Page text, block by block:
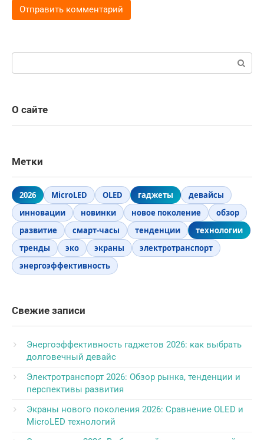
О сайте
Метки
2026 MicroLED OLED гаджеты
девайсы
инновации
новинки новое поколение
обзор
развитие
смарт-часы тенденции
технологии
тренды
эко экраны
электротранспорт
энергоэффективность
Свежие записи
Энергоэффективность гаджетов 2026: как выбрать
долговечный девайс
Электротранспорт 2026: Обзор рынка, тенденции и
перспективы развития
Экраны нового поколения 2026: Сравнение OLED и
MicroLED технологий